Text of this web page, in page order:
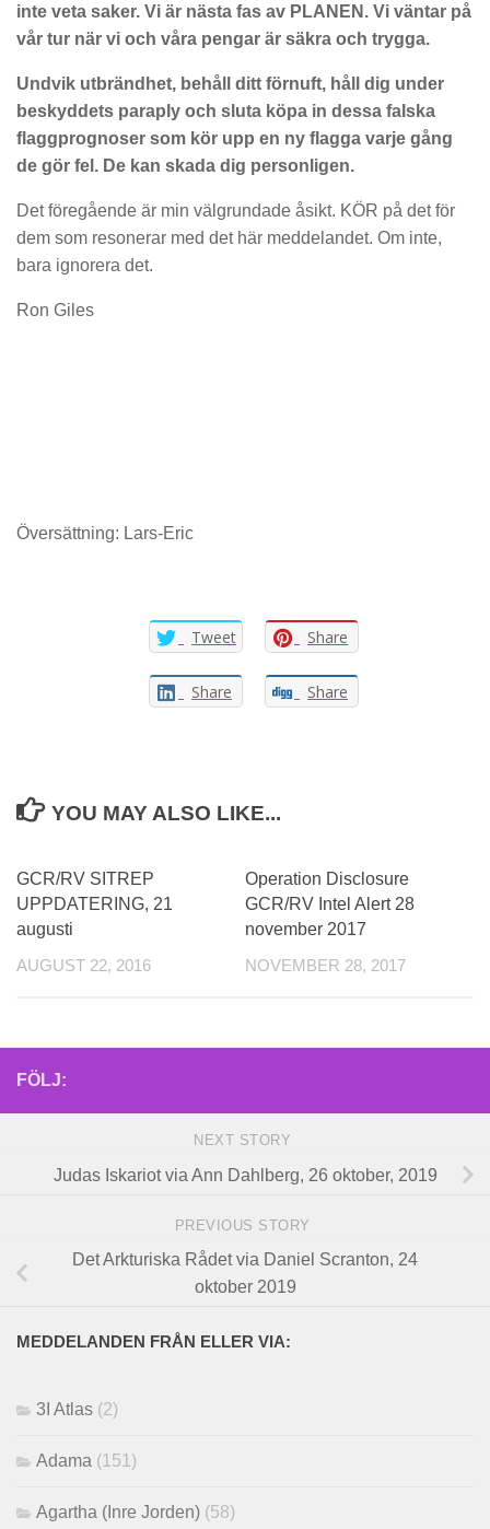
inte veta saker. Vi är nästa fas av PLANEN. Vi väntar på
vår tur när vi och våra pengar är säkra och trygga.
Undvik utbrändhet, behåll ditt förnuft, håll dig under
beskyddets paraply och sluta köpa in dessa falska
flaggprognoser som kör upp en ny flagga varje gång
de gör fel. De kan skada dig personligen.
Det föregående är min välgrundade åsikt. KÖR på det för
dem som resonerar med det här meddelandet. Om inte,
bara ignorera det.
Ron Giles
Översättning: Lars-Eric
Tweet Share
Share Share
YOU MAY ALSO LIKE...
GCR/RV SITREP
UPPDATERING, 21
augusti
AUGUST 22, 2016
Operation Disclosure
GCR/RV Intel Alert 28
november 2017
NOVEMBER 28, 2017
FÖLJ:
NEXT STORY
Judas Iskariot via Ann Dahlberg, 26 oktober, 2019
PREVIOUS STORY
Det Arkturiska Rådet via Daniel Scranton, 24
oktober 2019
MEDDELANDEN FRÅN ELLER VIA:
3I Atlas (2)
Adama (151)
Agartha (Inre Jorden) (58)